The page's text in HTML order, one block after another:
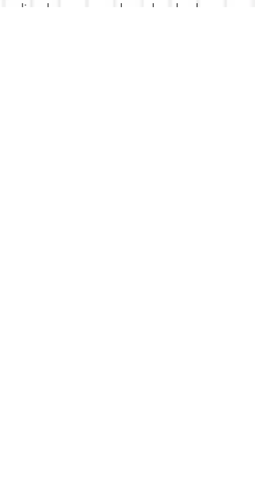
dinsdag - woensdag- donderdag: